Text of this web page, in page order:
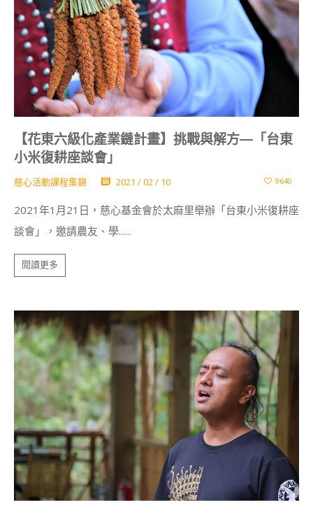
【花東六級化產業鏈計畫】挑戰與解方—「台東
小米復耕座談會」
慈心活動課程集錦 2021 / 02 / 10 9640
2021年1月21日，慈心基金會於太麻里舉辦「台東小米復耕座
談會」，邀請農友、學......
閱讀更多